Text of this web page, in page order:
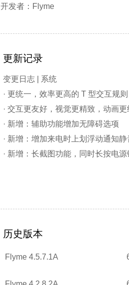
开发者：Flyme
更新记录
变更日志 | 系统
· 更统一，效率更高的 T 型交互规则
· 交互更友好，视觉更精致，动画更
· 新增：辅助功能增加无障碍选项
· 新增：增加来电时上划浮动通知
· 新增：长截图功能，同时长按电
· 新增：Flyme 经典模式入口
变更日志 | 通讯
历史版本
Flyme 4.5.7.1A